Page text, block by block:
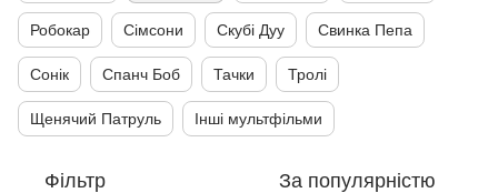
Робокар Сімсони Скубі Дуу Свинка Пепа
Сонік Спанч Боб Тачки Тролі
Щенячий Патруль Інші мультфільми
Фільтр За популярністю